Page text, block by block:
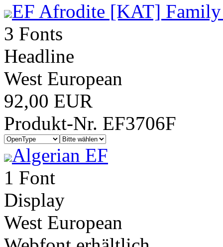
EF Afrodite [KAT] Family
3 Fonts
Headline
West European
92,00 EUR
Produkt-Nr. EF3706F
Algerian EF
1 Font
Display
West European